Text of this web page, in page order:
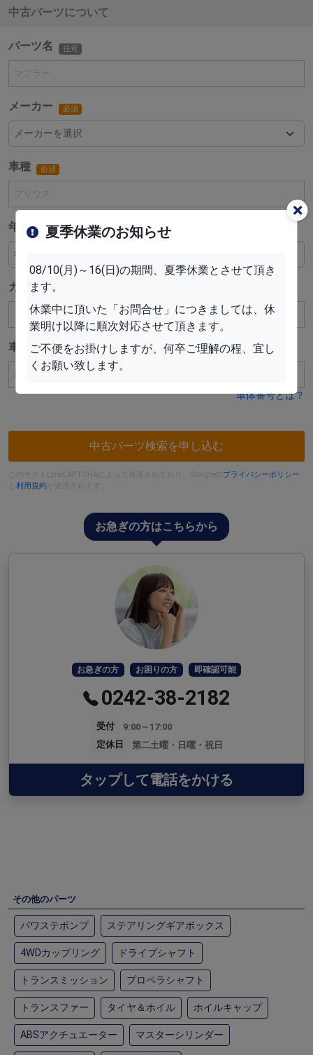
中古パーツについて
パーツ名 任意
メーカー 必須
車種 必須
年式 必須
カラー 任意
車体番号 任意
車体番号とは？
中古パーツ検索を申し込む
このサイトはreCAPTCHAによって保護されており、Googleの プライバシーポリシー
利用規約 が適用されます。
お急ぎの方はこちらから
お急ぎの方 お困りの方 即確認可能
0242-38-2182
受付
9:00～17:00
定休日
第二土曜・日曜・祝日
タップして電話をかける
その他のパーツ
パワステポンプ ステアリングギアボックス
4WDカップリング ドライブシャフト
トランスミッション プロペラシャフト
トランスファー タイヤ＆ホイル ホイルキャップ
ABSアクチュエーター マスターシリンダー
夏季休業のお知らせ
08/10(月)～16(日)の期間、夏季休業とさせて頂き
ます。
休業中に頂いた「お問合せ」につきましては、休
業明け以降に順次対応させて頂きます。
ご不便をお掛けしますが、何卒ご理解の程、宜し
くお願い致します。